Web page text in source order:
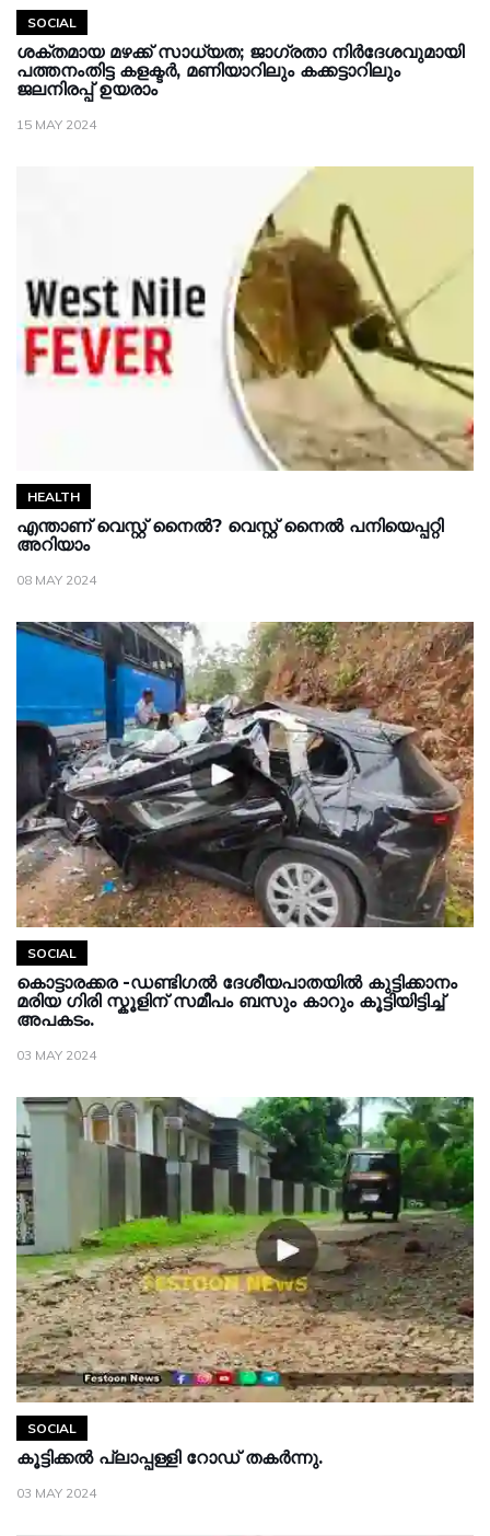
SOCIAL
ശക്തമായ മഴക്ക് സാധ്യത; ജാഗ്രതാ നിർദേശവുമായി
പത്തനംതിട്ട കളക്ടർ, മണിയാറിലും കക്കട്ടാറിലും
ജലനിരപ്പ് ഉയരാം
15 MAY 2024
HEALTH
എന്താണ് വെസ്റ്റ് നൈല്‍? വെസ്റ്റ് നൈല്‍ പനിയെപ്പറ്റി
അറിയാം
08 MAY 2024
SOCIAL
കൊട്ടാരക്കര -ഡണ്ടിഗൽ ദേശീയപാതയിൽ കുട്ടിക്കാനം
മരിയ ഗിരി സ്കൂളിന് സമീപം ബസും കാറും കൂട്ടിയിട്ടിച്ച്
അപകടം.
03 MAY 2024
SOCIAL
കൂട്ടിക്കൽ പ്ലാപ്പള്ളി റോഡ് തകർന്നു.
03 MAY 2024